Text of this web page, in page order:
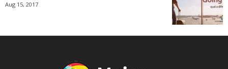
Aug 15, 2017